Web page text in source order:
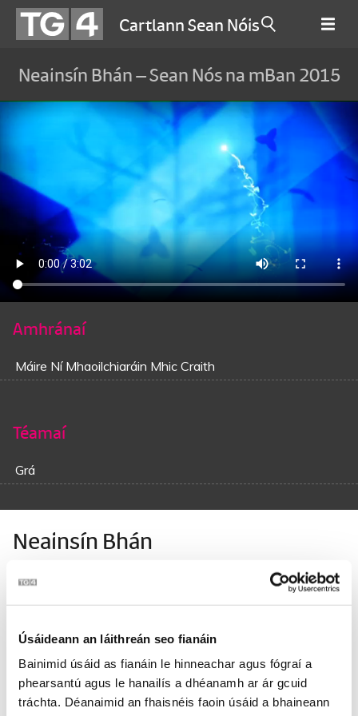
Úsáideann an láithreán seo fianáin
Bainimid úsáid as fianáin le hinneachar agus fógraí a
phearsantú agus le hanailís a dhéanamh ar ár gcuid
tráchta. Déanaimid an fhaisnéis faoin úsáid a bhaineann
Cartlann Sean Nóis
Neainsín Bhán – Sean Nós na mBan 2015
Amhránaí
Máire Ní Mhaoilchiaráin Mhic Craith
Téamaí
Grá
Neainsín Bhán
Is a Neainsín Bhán, cé’s ansa leat fear eile nó mé fhéin
Is a Neainsín a dtug mé fancy dhuit i dtosach ar mhná an
Mar shíl mé go mba bhréacha thú ná bean ar bith sa saol
mé.
Má théann tú chun an aonaigh tabhair an chaora leat is a’